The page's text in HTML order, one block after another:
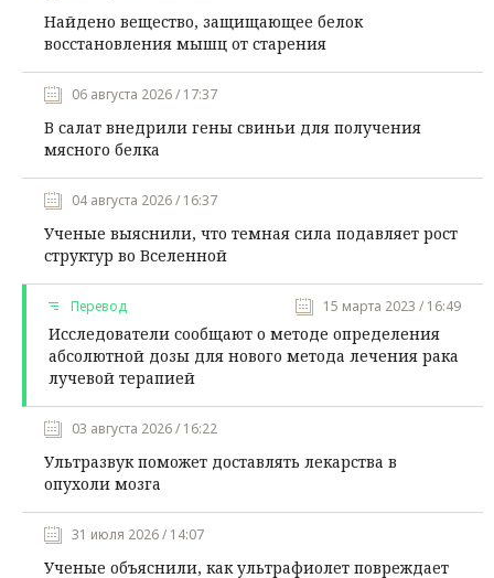
Найдено вещество, защищающее белок
восстановления мышц от старения
06 августа 2026 / 17:37
В салат внедрили гены свиньи для получения
мясного белка
04 августа 2026 / 16:37
Ученые выяснили, что темная сила подавляет рост
структур во Вселенной
Перевод 15 марта 2023 / 16:49
Исследователи сообщают о методе определения
абсолютной дозы для нового метода лечения рака
лучевой терапией
03 августа 2026 / 16:22
Ультразвук поможет доставлять лекарства в
опухоли мозга
31 июля 2026 / 14:07
Ученые объяснили, как ультрафиолет повреждает